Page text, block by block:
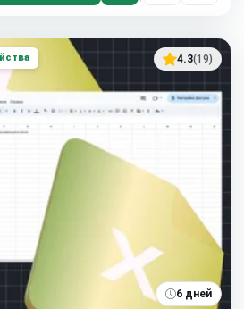
4.3(19)
6 дней